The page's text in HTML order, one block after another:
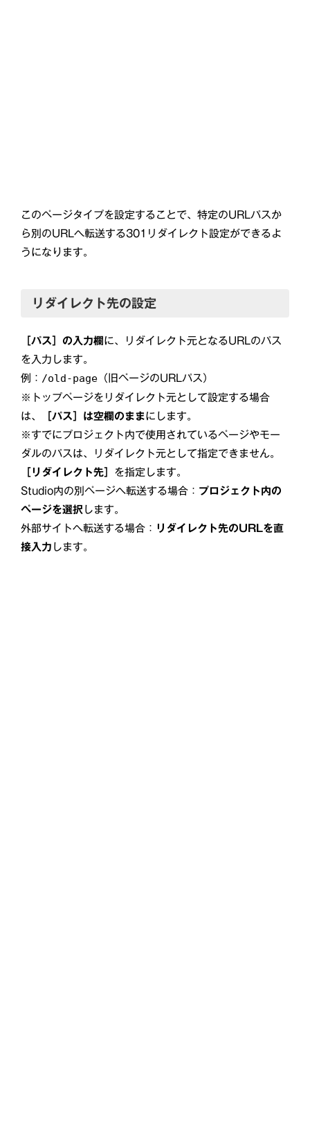
このページタイプを設定することで、特定のURLパスか
ら別のURLへ転送する301リダイレクト設定ができるよ
うになります。
リダイレクト先の設定
［パス］の入力欄に、リダイレクト元となるURLのパス
を入力します。
例： /old-page （旧ページのURLパス）
※トップページをリダイレクト元として設定する場合
は、
［パス］は空欄のままにします。
※すでにプロジェクト内で使用されているページやモー
ダルのパスは、リダイレクト元として指定できません。
［リダイレクト先］ を指定します。
Studio内の別ページへ転送する場合： プロジェクト内の
ページを選択します。
外部サイトへ転送する場合： リダイレクト先のURLを直
接入力します。